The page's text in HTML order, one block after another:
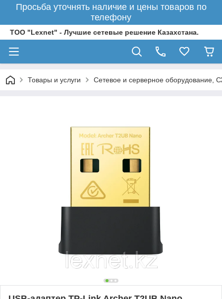
Просьба уточнять наличие и цены товаров по
телефону
ТОО "Lexnet" - Лучшие сетевые решение Казахстана.
Товары и услуги Сетевое и серверное оборудование,